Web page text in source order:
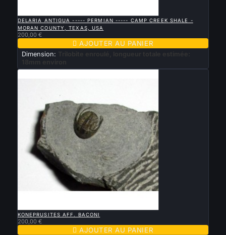
DELARIA ANTIGUA ----- PERMIAN ----- CAMP CREEK SHALE -
MORAN COUNTY, TEXAS, USA
200,00 €
 AJOUTER AU PANIER
Dimension:
Trilobite enroulé, longueur totale estimée:
18mm environ
KONEPRUSITES AFF. BACONI
200,00 €
 AJOUTER AU PANIER